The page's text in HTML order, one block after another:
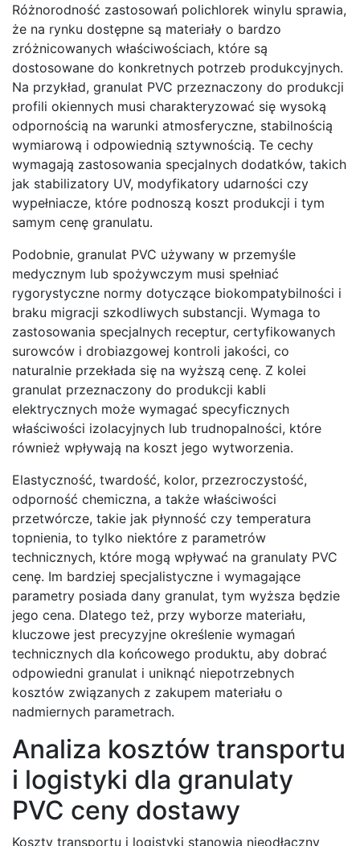
Różnorodność zastosowań polichlorek winylu sprawia,
że na rynku dostępne są materiały o bardzo
zróżnicowanych właściwościach, które są
dostosowane do konkretnych potrzeb produkcyjnych.
Na przykład, granulat PVC przeznaczony do produkcji
profili okiennych musi charakteryzować się wysoką
odpornością na warunki atmosferyczne, stabilnością
wymiarową i odpowiednią sztywnością. Te cechy
wymagają zastosowania specjalnych dodatków, takich
jak stabilizatory UV, modyfikatory udarności czy
wypełniacze, które podnoszą koszt produkcji i tym
samym cenę granulatu.
Podobnie, granulat PVC używany w przemyśle
medycznym lub spożywczym musi spełniać
rygorystyczne normy dotyczące biokompatybilności i
braku migracji szkodliwych substancji. Wymaga to
zastosowania specjalnych receptur, certyfikowanych
surowców i drobiazgowej kontroli jakości, co
naturalnie przekłada się na wyższą cenę. Z kolei
granulat przeznaczony do produkcji kabli
elektrycznych może wymagać specyficznych
właściwości izolacyjnych lub trudnopalności, które
również wpływają na koszt jego wytworzenia.
Elastyczność, twardość, kolor, przezroczystość,
odporność chemiczna, a także właściwości
przetwórcze, takie jak płynność czy temperatura
topnienia, to tylko niektóre z parametrów
technicznych, które mogą wpływać na granulaty PVC
cenę. Im bardziej specjalistyczne i wymagające
parametry posiada dany granulat, tym wyższa będzie
jego cena. Dlatego też, przy wyborze materiału,
kluczowe jest precyzyjne określenie wymagań
technicznych dla końcowego produktu, aby dobrać
odpowiedni granulat i uniknąć niepotrzebnych
kosztów związanych z zakupem materiału o
nadmiernych parametrach.
Analiza kosztów transportu
i logistyki dla granulaty
PVC ceny dostawy
Koszty transportu i logistyki stanowią nieodłączny